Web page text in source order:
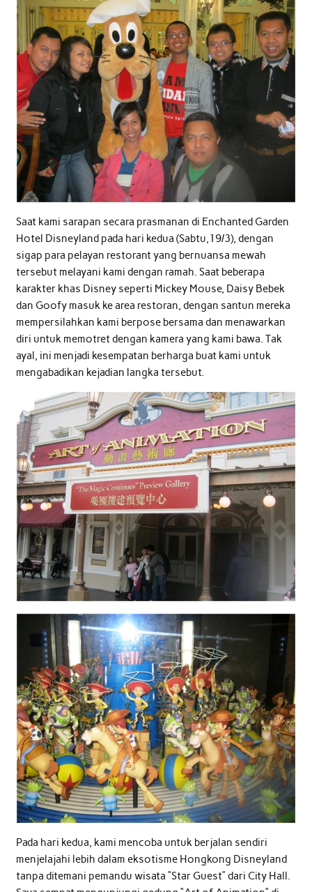
Saat kami sarapan secara prasmanan di Enchanted Garden
Hotel Disneyland pada hari kedua (Sabtu,19/3), dengan
sigap para pelayan restorant yang bernuansa mewah
tersebut melayani kami dengan ramah. Saat beberapa
karakter khas Disney seperti Mickey Mouse, Daisy Bebek
dan Goofy masuk ke area restoran, dengan santun mereka
mempersilahkan kami berpose bersama dan menawarkan
diri untuk memotret dengan kamera yang kami bawa. Tak
ayal, ini menjadi kesempatan berharga buat kami untuk
mengabadikan kejadian langka tersebut.
Pada hari kedua, kami mencoba untuk berjalan sendiri
menjelajahi lebih dalam eksotisme Hongkong Disneyland
tanpa ditemani pemandu wisata “Star Guest” dari City Hall.